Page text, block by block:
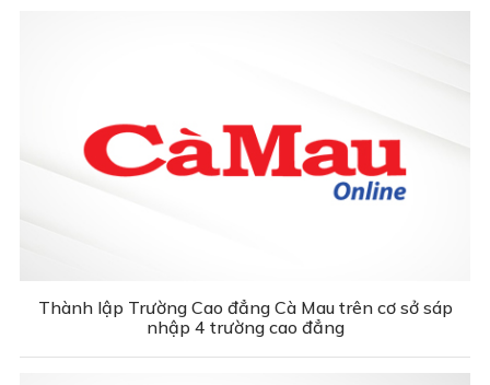
Thành lập Trường Cao đẳng Cà Mau trên cơ sở sáp
nhập 4 trường cao đẳng